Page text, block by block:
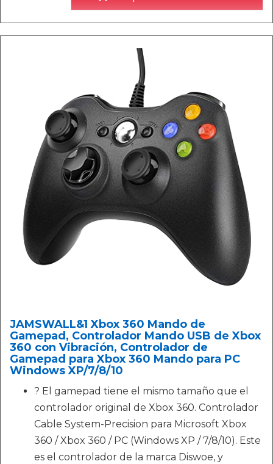
JAMSWALL&1 Xbox 360 Mando de
Gamepad, Controlador Mando USB de Xbox
360 con Vibración, Controlador de
Gamepad para Xbox 360 Mando para PC
Windows XP/7/8/10
? El gamepad tiene el mismo tamaño que el
controlador original de Xbox 360. Controlador
Cable System-Precision para Microsoft Xbox
360 / Xbox 360 / PC (Windows XP / 7/8/10). Este
es el controlador de la marca Diswoe, y